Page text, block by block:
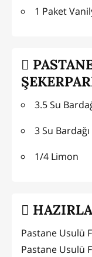
1 Paket
3.5 Su
3 Su
1/4 Limon
Pastane Usulü
Pastane Usulü